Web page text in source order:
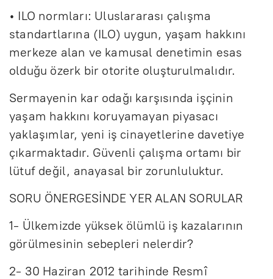
• ILO normları: Uluslararası çalışma
standartlarına (ILO) uygun, yaşam hakkını
merkeze alan ve kamusal denetimin esas
olduğu özerk bir otorite oluşturulmalıdır.
Sermayenin kar odağı karşısında işçinin
yaşam hakkını koruyamayan piyasacı
yaklaşımlar, yeni iş cinayetlerine davetiye
çıkarmaktadır. Güvenli çalışma ortamı bir
lütuf değil, anayasal bir zorunluluktur.
SORU ÖNERGESİNDE YER ALAN SORULAR
1- Ülkemizde yüksek ölümlü iş kazalarının
görülmesinin sebepleri nelerdir?
2- 30 Haziran 2012 tarihinde Resmî